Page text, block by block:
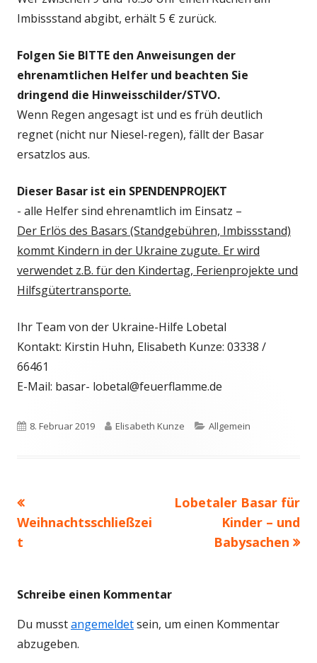
Imbissstand abgibt, erhält 5 € zurück.
Folgen Sie BITTE den Anweisungen der
ehrenamtlichen Helfer und beachten Sie
dringend die Hinweisschilder/STVO.
Wenn Regen angesagt ist und es früh deutlich
regnet (nicht nur Niesel-regen), fällt der Basar
ersatzlos aus.
Dieser Basar ist ein SPENDENPROJEKT
- alle Helfer sind ehrenamtlich im Einsatz –
Der Erlös des Basars (Standgebühren, Imbissstand)
kommt Kindern in der Ukraine zugute. Er wird
verwendet z.B. für den Kindertag, Ferienprojekte und
Hilfsgütertransporte.
Ihr Team von der Ukraine-Hilfe Lobetal
Kontakt: Kirstin Huhn, Elisabeth Kunze: 03338 /
66461
E-Mail: basar- lobetal@feuerflamme.de
Veröffentlicht
8. Februar 2019 Autor
Elisabeth Kunze Kategorien
Allgemein
Beitrags-
Navigation
Beitrag:
Weihnachtsschließzei
t
Nächster
Lobetaler Basar für
Kinder – und
Babysachen
Schreibe einen Kommentar
Du musstangemeldetsein, um einen Kommentar
abzugeben.